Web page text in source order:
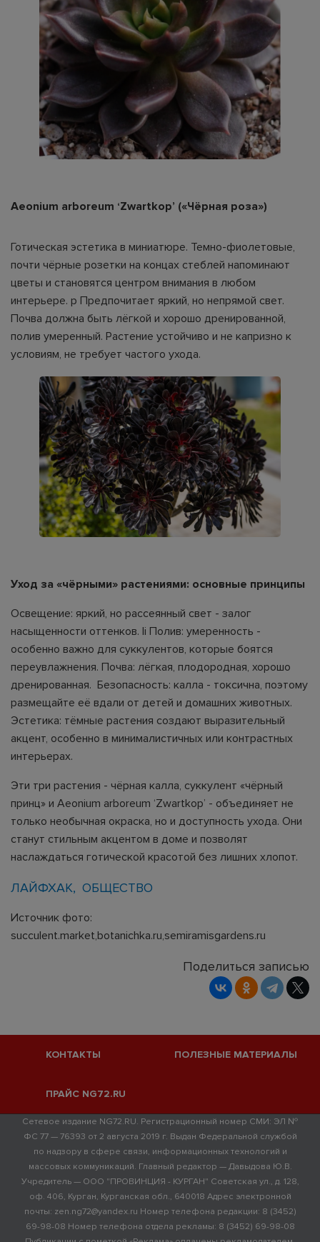
Aeonium arboreum ‘Zwartkop’ («Чёрная роза»)
Готическая эстетика в миниатюре. Темно-фиолетовые,
почти чёрные розетки на концах стеблей напоминают
цветы и становятся центром внимания в любом
интерьере. p Предпочитает яркий, но непрямой свет.
Почва должна быть лёгкой и хорошо дренированной,
полив умеренный. Растение устойчиво и не капризно к
условиям, не требует частого ухода.
Уход за «чёрными» растениями: основные принципы
Освещение: яркий, но рассеянный свет - залог
насыщенности оттенков. li Полив: умеренность -
особенно важно для суккулентов, которые боятся
переувлажнения. Почва: лёгкая, плодородная, хорошо
дренированная. Безопасность: калла - токсична, поэтому
размещайте её вдали от детей и домашних животных.
Эстетика: тёмные растения создают выразительный
акцент, особенно в минималистичных или контрастных
интерьерах.
Эти три растения - чёрная калла, суккулент «чёрный
принц» и Aeonium arboreum ‘Zwartkop’ - объединяет не
только необычная окраска, но и доступность ухода. Они
станут стильным акцентом в доме и позволят
наслаждаться готической красотой без лишних хлопот.
ЛАЙФХАК ОБЩЕСТВО
Источник фото:
succulent.market,botanichka.ru,semiramisgardens.ru
Поделиться записью
КОНТАКТЫ ПОЛЕЗНЫЕ МАТЕРИАЛЫ
ПРАЙС NG72.RU
Сетевое издание NG72.RU. Регистрационный номер СМИ: ЭЛ №
ФС 77 — 76393 от 2 августа 2019 г. Выдан Федеральной службой
по надзору в сфере связи, информационных технологий и
массовых коммуникаций. Главный редактор — Давыдова Ю.В.
Учредитель — ООО "ПРОВИНЦИЯ - КУРГАН" Советская ул., д. 128,
оф. 406, Курган, Курганская обл., 640018 Адрес электронной
почты: zen.ng72@yandex.ru Номер телефона редакции: 8 (3452)
69-98-08 Номер телефона отдела рекламы: 8 (3452) 69-98-08